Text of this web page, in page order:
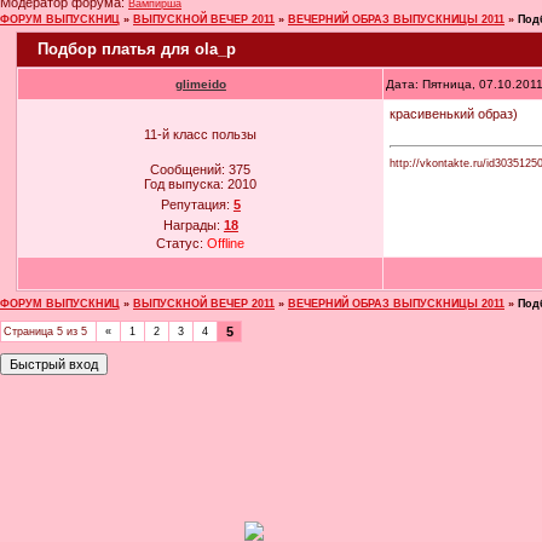
Модератор форума: Вампирша
ФОРУМ ВЫПУСКНИЦ » ВЫПУСКНОЙ ВЕЧЕР 2011 » ВЕЧЕРНИЙ ОБРАЗ ВЫПУСКНИЦЫ 2011 »
Подбор платья для ola_p
glimeido Дата: Пятница,
11-й класс пользы
Сообщений:375
Год выпуска:2010
Репутация: 5
Награды: 18
Статус:Offline
красивенький образ)
http://vkontakte.ru/
ФОРУМ ВЫПУСКНИЦ » ВЫПУСКНОЙ ВЕЧЕР 2011 » ВЕЧЕРНИЙ ОБРАЗ ВЫПУСКНИЦЫ 2011 »
Страница 5 из 5 « 1 2 3 4 5